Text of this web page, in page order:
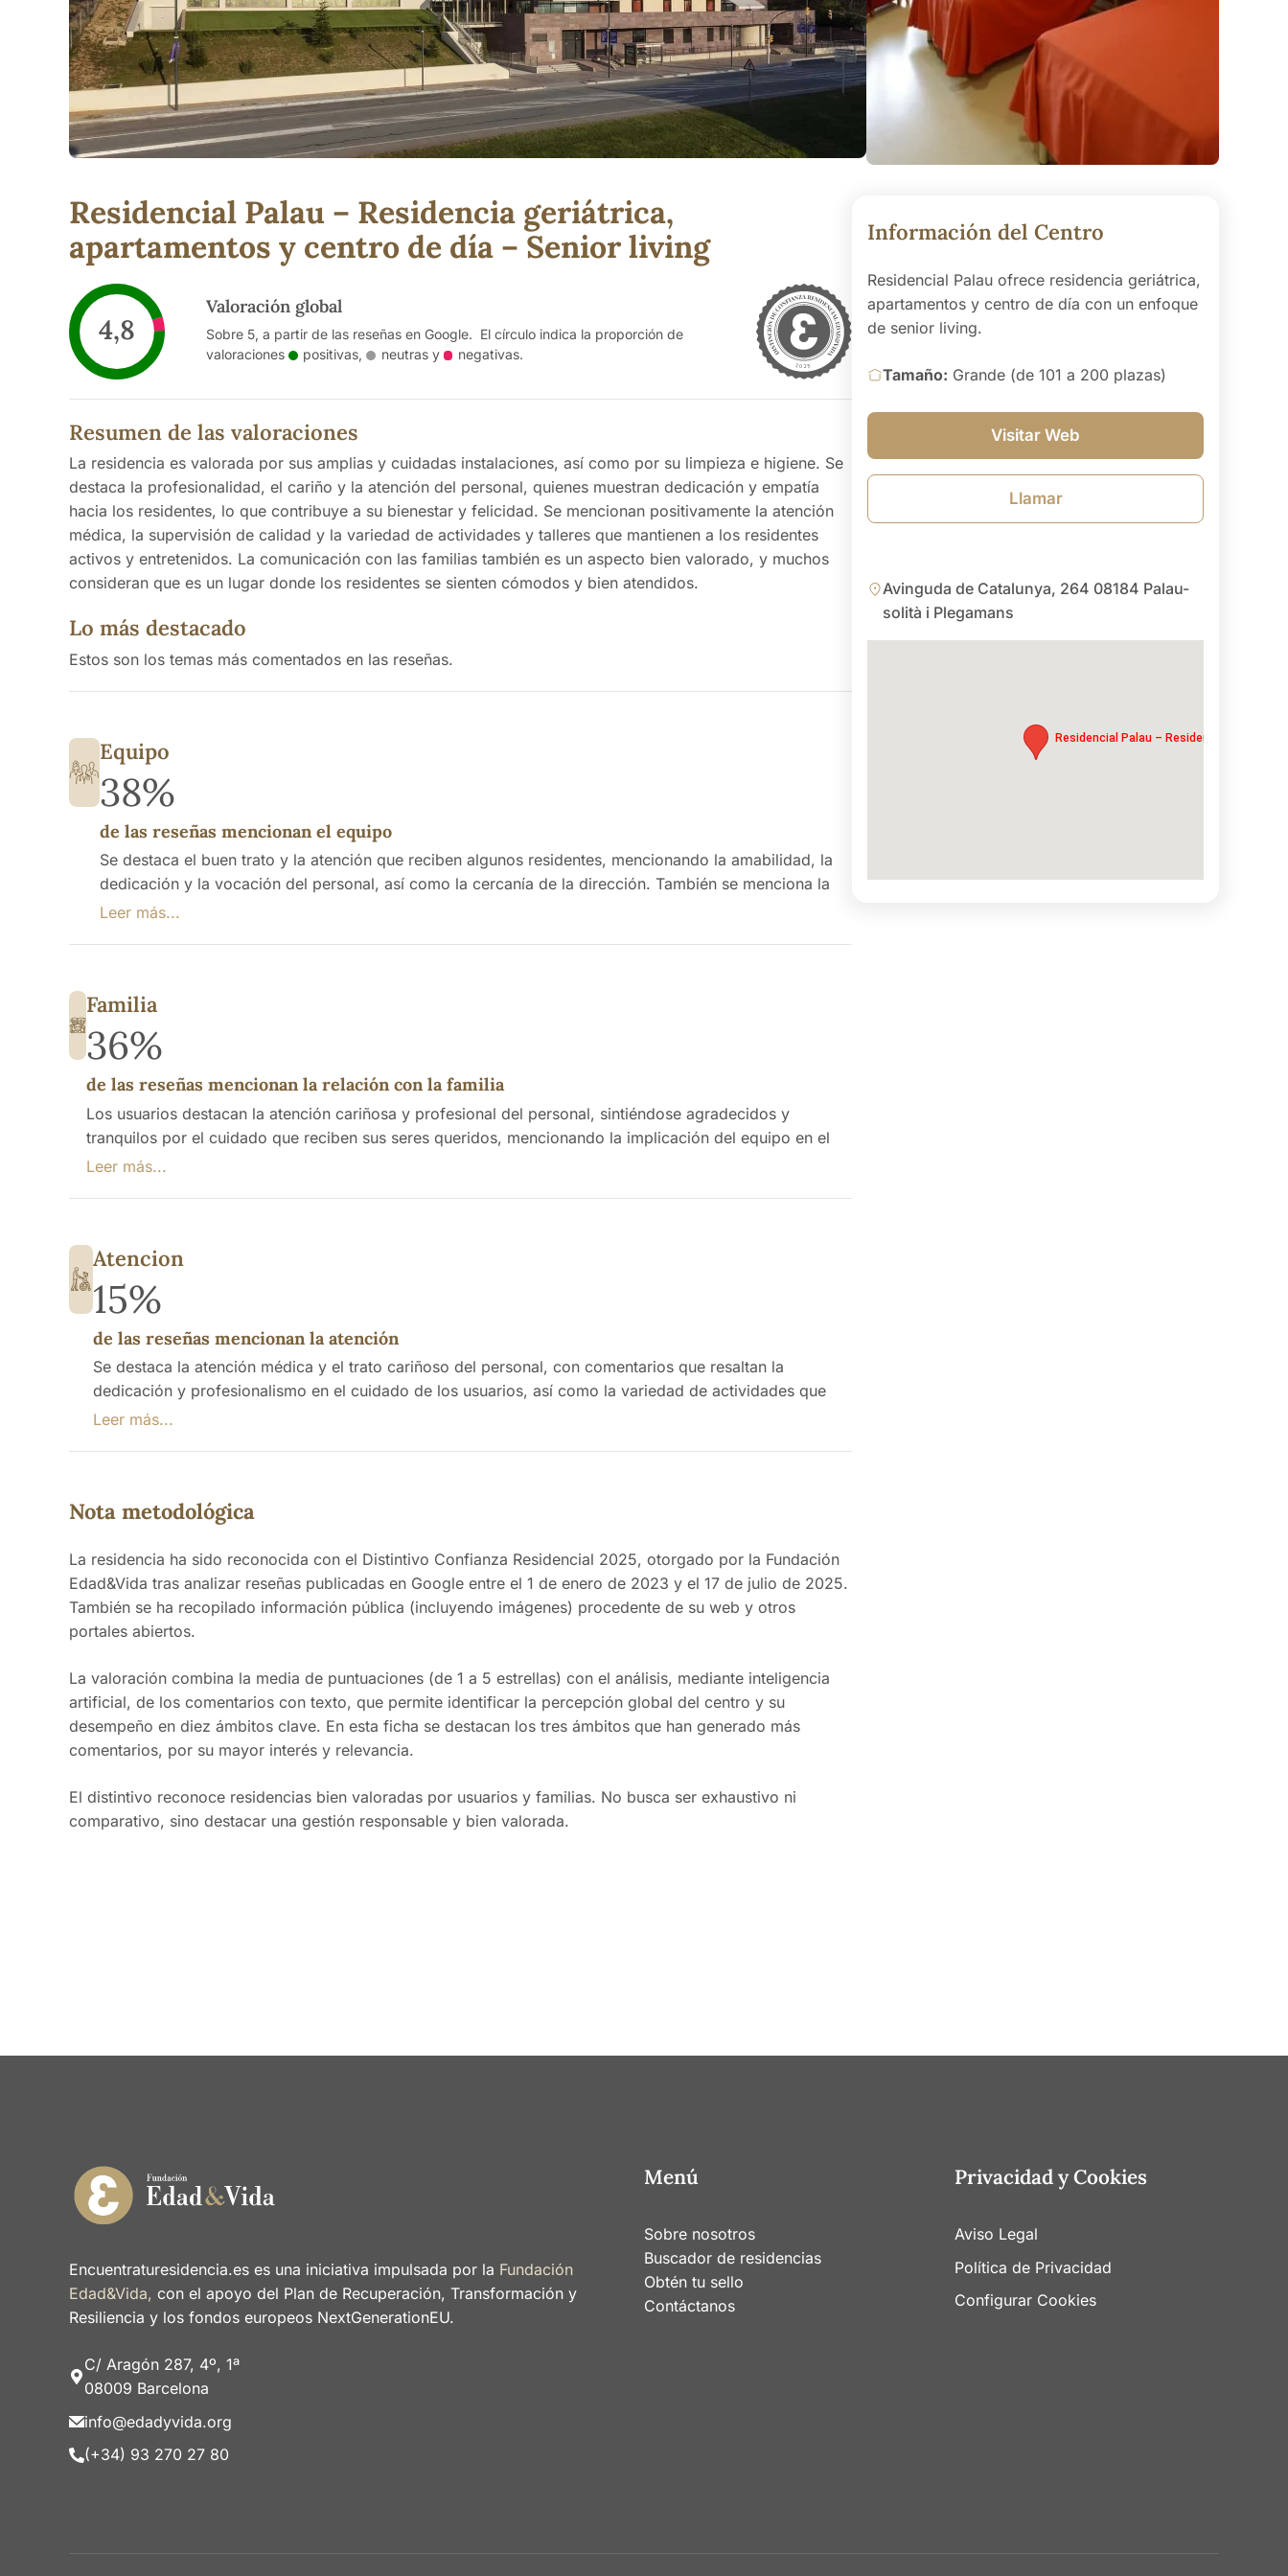
Residencial Palau – Residencia geriátrica,
apartamentos y centro de día – Senior living
4,8
Valoración global
Sobre 5, a partir de las reseñas en Google. El círculo indica la proporción de
valoraciones
positivas, neutrasy negativas.
Resumen de las valoraciones
La residencia es valorada por sus amplias y cuidadas instalaciones, así como por su limpieza e higiene. Se
destaca la profesionalidad, el cariño y la atención del personal, quienes muestran dedicación y empatía
hacia los residentes, lo que contribuye a su bienestar y felicidad. Se mencionan positivamente la atención
médica, la supervisión de calidad y la variedad de actividades y talleres que mantienen a los residentes
activos y entretenidos. La comunicación con las familias también es un aspecto bien valorado, y muchos
consideran que es un lugar donde los residentes se sienten cómodos y bien atendidos.
Lo más destacado
Estos son los temas más comentados en las reseñas.
Equipo
38%
de las reseñas mencionan el equipo
Se destaca el buen trato y la atención que reciben algunos residentes, mencionando la amabilidad, la
dedicación y la vocación del personal, así como la cercanía de la dirección. También se menciona la
necesidad de más personal.
Leer más...
Familia
36%
de las reseñas mencionan la relación con la familia
Los usuarios destacan la atención cariñosa y profesional del personal, sintiéndose agradecidos y
tranquilos por el cuidado que reciben sus seres queridos, mencionando la implicación del equipo en el
bienestar de los residentes. También se aprecian actividades que mantienen a los residentes activos y
Leer más...
Atencion
15%
de las reseñas mencionan la atención
Se destaca la atención médica y el trato cariñoso del personal, con comentarios que resaltan la
dedicación y profesionalismo en el cuidado de los usuarios, así como la variedad de actividades que
contribuyen al bienestar de los residentes. Se sugiere una mejora de la comunicación con las familias.
Leer más...
Nota metodológica
La residencia ha sido reconocida con el Distintivo Confianza Residencial 2025, otorgado por la Fundación
Edad&Vida tras analizar reseñas publicadas en Google entre el 1 de enero de 2023 y el 17 de julio de 2025.
También se ha recopilado información pública (incluyendo imágenes) procedente de su web y otros
portales abiertos.
La valoración combina la media de puntuaciones (de 1 a 5 estrellas) con el análisis, mediante inteligencia
artificial, de los comentarios con texto, que permite identificar la percepción global del centro y su
desempeño en diez ámbitos clave. En esta ficha se destacan los tres ámbitos que han generado más
comentarios, por su mayor interés y relevancia.
El distintivo reconoce residencias bien valoradas por usuarios y familias. No busca ser exhaustivo ni
comparativo, sino destacar una gestión responsable y bien valorada.
Información del Centro
Residencial Palau ofrece residencia geriátrica,
apartamentos y centro de día con un enfoque
de senior living.
Tamaño: Grande (de 101 a 200 plazas)
Visitar Web
Llamar
Avinguda de Catalunya, 264 08184 Palau-
solità i Plegamans
Residencial Palau – Residencia
Encuentraturesidencia.es es una iniciativa impulsada por la Fundación
Edad&Vida, con el apoyo del Plan de Recuperación, Transformación y
Resiliencia y los fondos europeos NextGenerationEU.
C/ Aragón 287, 4º, 1ª
08009 Barcelona
info@edadyvida.org
(+34) 93 270 27 80
Menú
Sobre nosotros
Buscador de residencias
Obtén tu sello
Contáctanos
Privacidad y Cookies
Aviso Legal
Política de Privacidad
Configurar Cookies